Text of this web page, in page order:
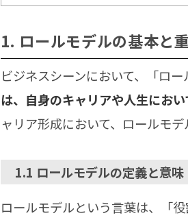
1. ロールモデルの基本と
ビジネスシーンにおいて、「ロ
は、自身のキャリアや人生にお
ャリア形成において、ロールモ
1.1 ロールモデルの定義と意味
ロールモデルという言葉は、「